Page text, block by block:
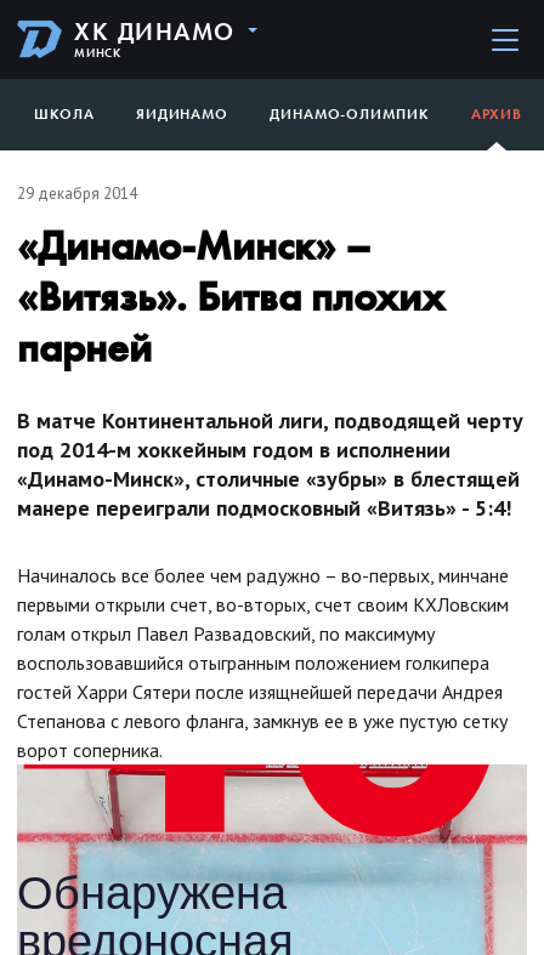
ХК ДИНАМО
МИНСК
ШКОЛА ЯИДИНАМО ДИНАМО-ОЛИМПИК АРХИВ
29 декабря 2014
«Динамо-Минск» –
«Витязь». Битва плохих
парней
В матче Континентальной лиги, подводящей черту
под 2014-м хоккейным годом в исполнении
«Динамо-Минск», столичные «зубры» в блестящей
манере переиграли подмосковный «Витязь» - 5:4!
Начиналось все более чем радужно – во-первых, минчане
первыми открыли счет, во-вторых, счет своим КХЛовским
голам открыл Павел Развадовский, по максимуму
воспользовавшийся отыгранным положением голкипера
гостей Харри Сятери после изящнейшей передачи Андрея
Степанова с левого фланга, замкнув ее в уже пустую сетку
ворот соперника.